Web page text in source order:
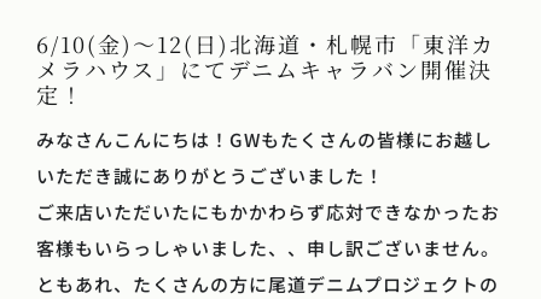
6/10(金)～12(日)北海道・札幌市「東洋カ
メラハウス」にてデニムキャラバン開催決
定！
みなさんこんにちは！GWもたくさんの皆様にお越し
いただき誠にありがとうございました！
ご来店いただいたにもかかわらず応対できなかったお
客様もいらっしゃいました、、申し訳ございません。
ともあれ、たくさんの方に尾道デニムプロジェクトの